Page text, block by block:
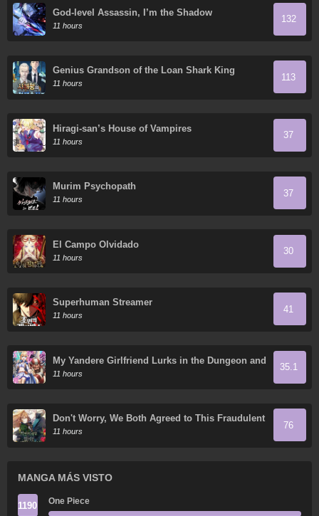
God-level Assassin, I’m the Shadow
11 hours
132
Genius Grandson of the Loan Shark King
11 hours
113
Hiragi-san’s House of Vampires
11 hours
37
Murim Psychopath
11 hours
37
El Campo Olvidado
11 hours
30
Superhuman Streamer
11 hours
41
My Yandere Girlfriend Lurks in the Dungeon and
Kills Me Over and Over Again
11 hours
35.1
Don't Worry, We Both Agreed to This Fraudulent
Marriage
11 hours
76
MANGA MÁS VISTO
1190 One Piece